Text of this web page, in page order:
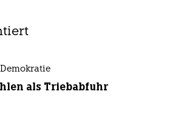
als Triebabfuhr